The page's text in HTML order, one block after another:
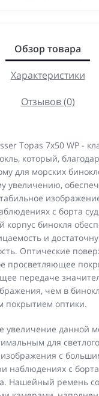
Обзор товара
Характеристики
Отзывов (0)
Topas 7x50 WP -
который,
для морских
увеличению,
с борта
бинокля
и
Оптические
просветляющее
передаче
чем в
покрытием оптики.
увеличение данной
для
изображения с
наблюдениях с
Нашейный ремень со